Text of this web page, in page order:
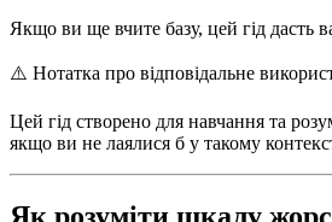
Якщо ви ще вчите базу, цей гід дасть
⚠️ Нотатка про відповідальне
Цей гід створено для навчання та
якщо ви не лаялися б у такому